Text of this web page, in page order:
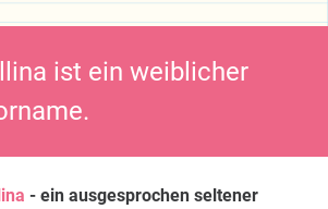
ist ein weiblicher
- ein ausgesprochen seltener